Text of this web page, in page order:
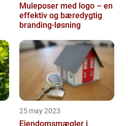
Muleposer med logo – en
effektiv og bæredygtig
branding-løsning
25 may 2023
Ejendomsmægler i